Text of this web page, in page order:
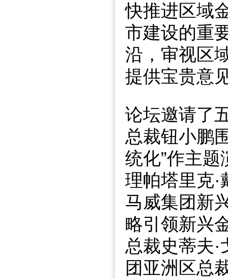
快推进区域
市建设的重
沿，审视区
提供宝贵意
论坛邀请了
总裁钮小鹏
统化”作主
理帕塔里克·
马威集团新
略引领新兴
总裁史蒂夫·
团亚洲区总